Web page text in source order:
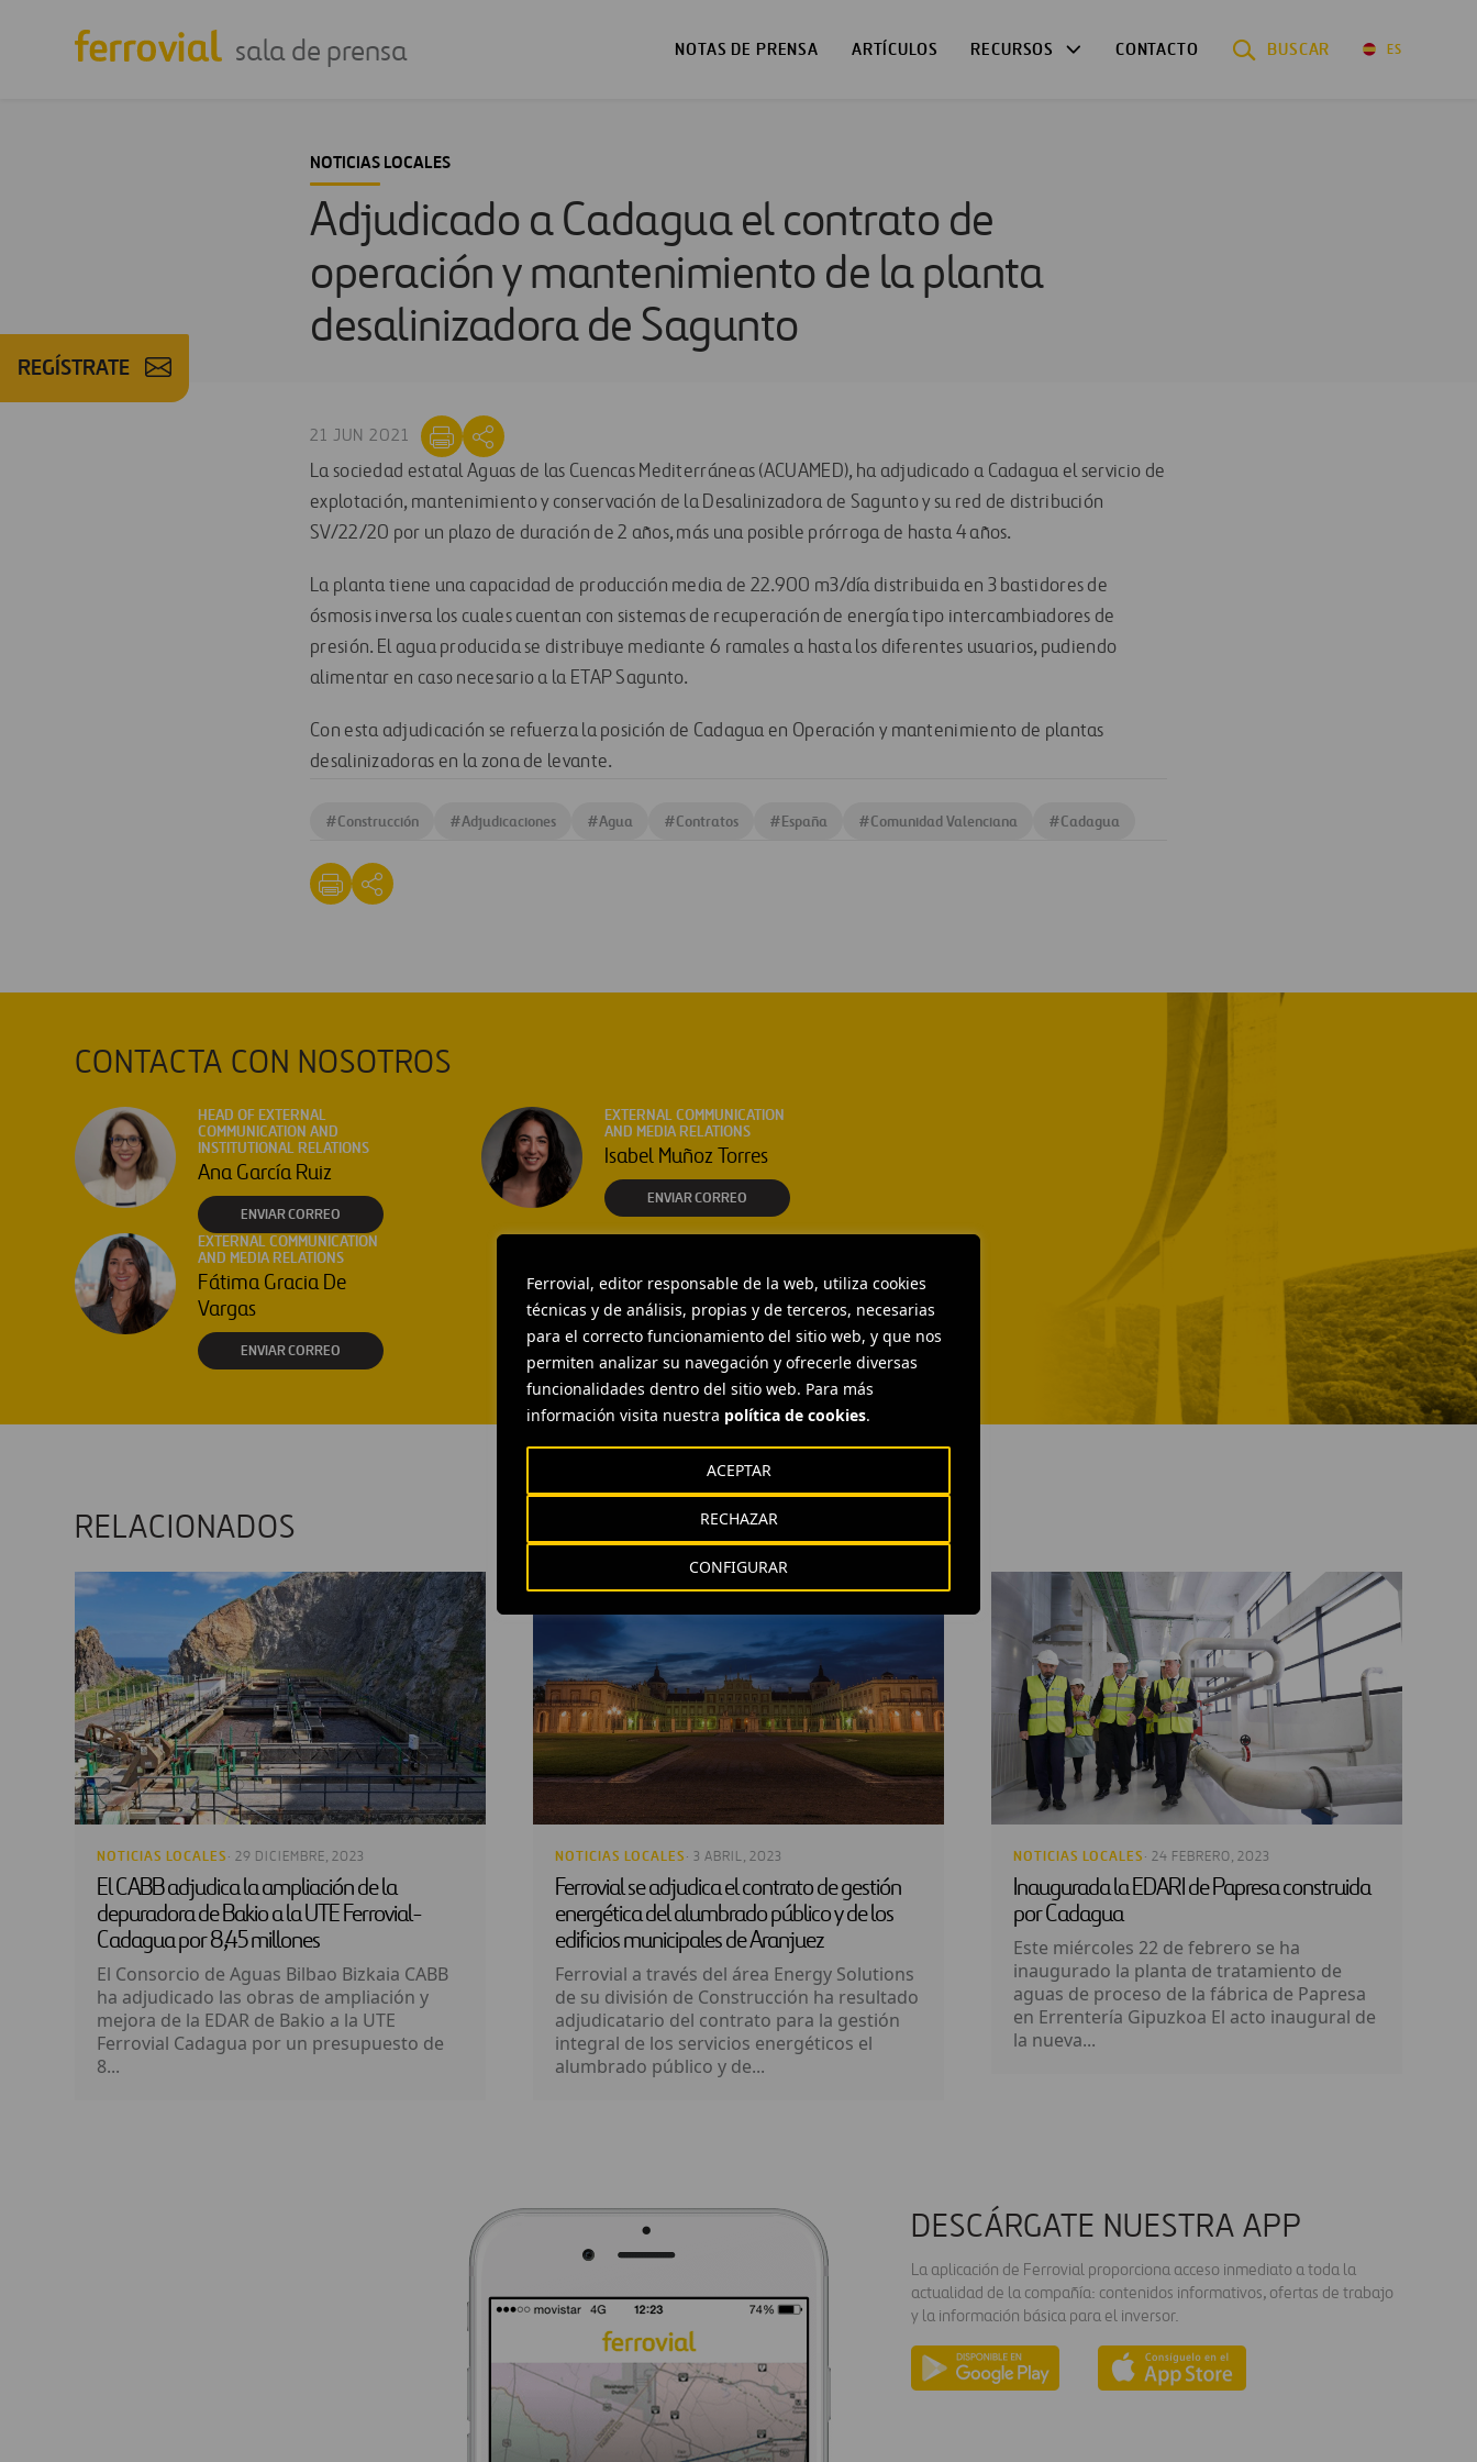
Ferrovial, editor responsable de la web, utiliza cookies
técnicas y de análisis, propias y de terceros, necesarias
para el correcto funcionamiento del sitio web, y que nos
permiten analizar su navegación y ofrecerle diversas
funcionalidades dentro del sitio web. Para más
información visita nuestra política de cookies.
CONFIGURAR
RECHAZAR
ACEPTAR
sala de prensa NOTAS DE PRENSA ARTÍCULOS RECURSOS CONTACTO BUSCAR ES
REGÍSTRATE
NOTICIAS LOCALES
Adjudicado a Cadagua el contrato de
operación y mantenimiento de la planta
desalinizadora de Sagunto
21 JUN 2021
La sociedad estatal Aguas de las Cuencas Mediterráneas (ACUAMED), ha adjudicado a Cadagua el servicio de
explotación, mantenimiento y conservación de la Desalinizadora de Sagunto y su red de distribución
SV/22/20 por un plazo de duración de 2 años, más una posible prórroga de hasta 4 años.
La planta tiene una capacidad de producción media de 22.900 m3/día distribuida en 3 bastidores de
ósmosis inversa los cuales cuentan con sistemas de recuperación de energía tipo intercambiadores de
presión. El agua producida se distribuye mediante 6 ramales a hasta los diferentes usuarios, pudiendo
alimentar en caso necesario a la ETAP Sagunto.
Con esta adjudicación se refuerza la posición de Cadagua en Operación y mantenimiento de plantas
desalinizadoras en la zona de levante.
#Construcción #Adjudicaciones #Agua #Contratos #España #Comunidad Valenciana #Cadagua
CONTACTA CON NOSOTROS
HEAD OF EXTERNAL
COMMUNICATION AND
INSTITUTIONAL RELATIONS
Ana García Ruiz
ENVIAR CORREO
EXTERNAL COMMUNICATION
AND MEDIA RELATIONS
Isabel Muñoz Torres
ENVIAR CORREO
EXTERNAL COMMUNICATION
AND MEDIA RELATIONS
Fátima Gracia De
Vargas
ENVIAR CORREO
RELACIONADOS
NOTICIAS LOCALES · 29 DICIEMBRE, 2023
El CABB adjudica la ampliación de la
depuradora de Bakio a la UTE Ferrovial-
Cadagua por 8,45 millones
El Consorcio de Aguas Bilbao Bizkaia CABB
ha adjudicado las obras de ampliación y
mejora de la EDAR de Bakio a la UTE
Ferrovial Cadagua por un presupuesto de
8...
NOTICIAS LOCALES · 3 ABRIL, 2023
Ferrovial se adjudica el contrato de gestión
energética del alumbrado público y de los
edificios municipales de Aranjuez
Ferrovial a través del área Energy Solutions
de su división de Construcción ha resultado
adjudicatario del contrato para la gestión
integral de los servicios energéticos el
alumbrado público y de...
NOTICIAS LOCALES · 24 FEBRERO, 2023
Inaugurada la EDARI de Papresa construida
por Cadagua
Este miércoles 22 de febrero se ha
inaugurado la planta de tratamiento de
aguas de proceso de la fábrica de Papresa
en Errentería Gipuzkoa El acto inaugural de
la nueva...
DESCÁRGATE NUESTRA APP
La aplicación de Ferrovial proporciona acceso inmediato a toda la
actualidad de la compañía: contenidos informativos, ofertas de trabajo
y la información básica para el inversor.